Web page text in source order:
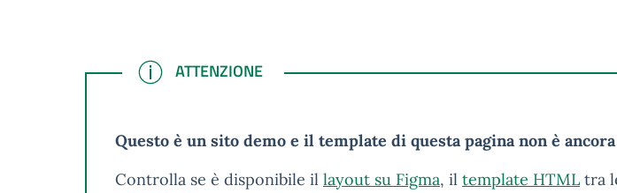
ATTENZIONE
ATTENZIONE
Questo è un sito demo e il template di questa pagina non è
Controlla se è disponibile il layout su Figma, il template HTML tra